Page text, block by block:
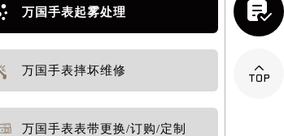
万国手表起雾处理
万国手表摔坏维修
万国手表表带更换/订购/定制

